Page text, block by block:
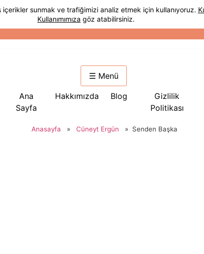
☰ Menü
Ana
Sayfa
Hakkımızda Blog
Gizlilik
Politikası
Anasayfa » Cüneyt Ergün » Senden Başka